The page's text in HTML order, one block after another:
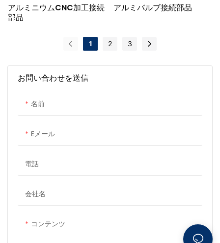
お問い合わせを送信
名前
Eメール
電話
会社名
コンテンツ
アルミニウムCNC加工接続
部品
アルミバルブ接続部品
1 2 3